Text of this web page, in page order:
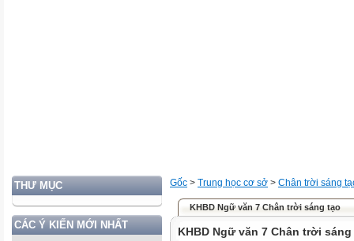
THƯ MỤC
CÁC Ý KIẾN MỚI NHẤT
Gốc > Trung học cơ sở > Chân trời sáng
KHBD Ngữ văn 7 Chân trời sáng tạo
KHBD Ngữ văn 7 Chân trời